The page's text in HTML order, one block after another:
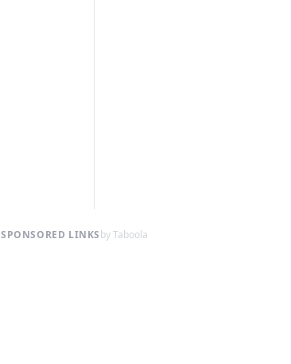
SPONSORED LINKSby Taboola